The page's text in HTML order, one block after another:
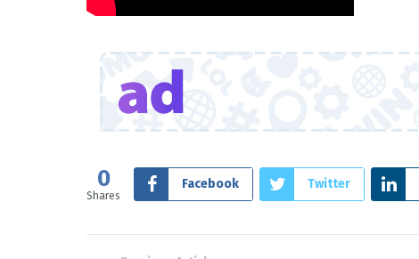
0
Shares
Facebook Twitter